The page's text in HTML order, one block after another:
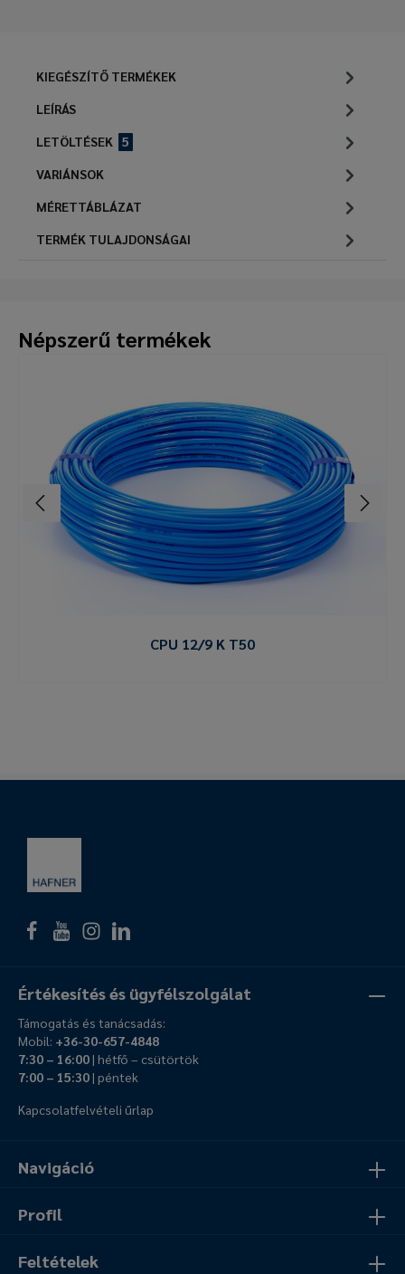
KIEGÉSZÍTŐ TERMÉKEK
LEÍRÁS
LETÖLTÉSEK
5
VARIÁNSOK
MÉRETTÁBLÁZAT
TERMÉK TULAJDONSÁGAI
Népszerű termékek
CPU 12/9 K T50
Navigáció
Profil
Feltételek
Értékesítés és ügyfélszolgálat
Támogatás és tanácsadás:
Mobil: +36-30-657-4848
7:30 – 16:00| hétfő – csütörtök
7:00 – 15:30| péntek
Kapcsolatfelvételi űrlap